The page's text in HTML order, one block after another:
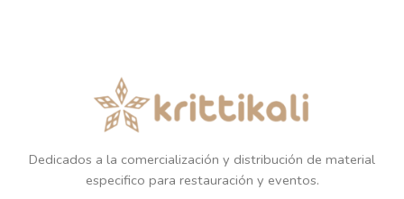
Dedicados a la comercialización y distribución de material
especifico para restauración y eventos.